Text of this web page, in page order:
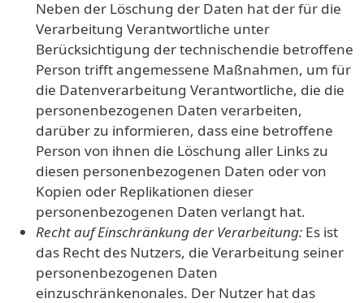
Neben der Löschung der Daten hat der für die
Verarbeitung Verantwortliche unter
Berücksichtigung der technischendie betroffene
Person trifft angemessene Maßnahmen, um für
die Datenverarbeitung Verantwortliche, die die
personenbezogenen Daten verarbeiten,
darüber zu informieren, dass eine betroffene
Person von ihnen die Löschung aller Links zu
diesen personenbezogenen Daten oder von
Kopien oder Replikationen dieser
personenbezogenen Daten verlangt hat.
Recht auf Einschränkung der Verarbeitung: Es ist
das Recht des Nutzers, die Verarbeitung seiner
personenbezogenen Daten
einzuschränkenonales. Der Nutzer hat das